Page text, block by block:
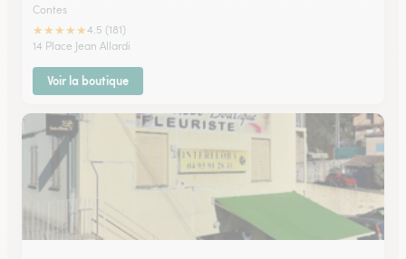
Contes
★★★★★4.5 (181)
14 Place Jean Allardi
Voir la boutique